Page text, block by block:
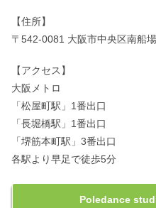
【住所】
〒542-0081 大阪市中央区南船
【アクセス】
大阪メトロ
「松屋町駅」1番出口
「長堀橋駅」1番出口
「堺筋本町駅」3番出口
各駅より早足で徒歩5分
Poledance